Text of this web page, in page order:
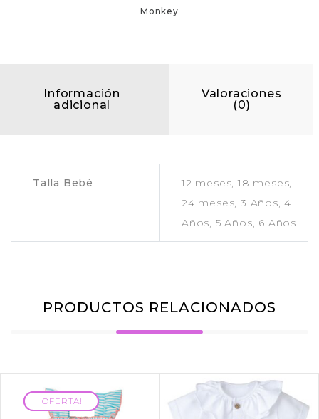
Monkey
Información
adicional
Valoraciones
(0)
Talla Bebé
12 meses, 18 meses,
24 meses, 3 Años, 4
Años, 5 Años, 6 Años
PRODUCTOS RELACIONADOS
¡OFERTA!
¡OFERTA!